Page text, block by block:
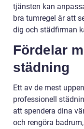
tjänsten kan
bra tumregel är att
dig och städfirman
Fördelar
städning
Ett av de mest
professionell
att spendera dina
och rengöra